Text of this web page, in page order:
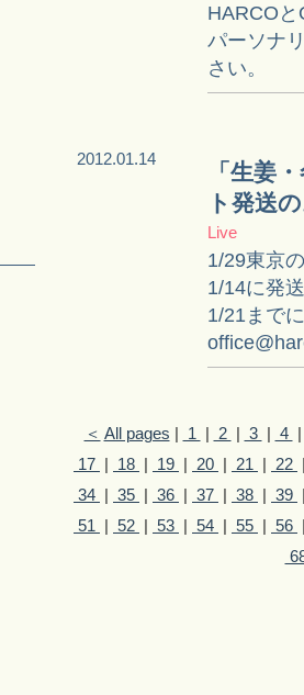
HARCO
パーソナ
さい。
2012.01.14
「生姜
ト発送
Live
1/29東京
1/14に発
1/21まで
＜ All pages | 1 | 2 | 3 | 4
17 | 18 | 19 | 20 | 21 | 22
34 | 35 | 36 | 37 | 38 | 39
51 | 52 | 53 | 54 | 55 | 56